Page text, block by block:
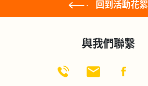
回到活動花絮
與我們聯繫